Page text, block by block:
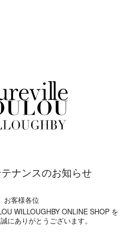
ナンスのお知らせ
お客様各位
WILLOUGHBY ONLINE SHOP を
にありがとうございます。